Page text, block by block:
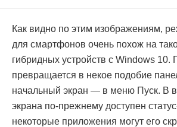
Как видно по этим изображениям,
для смартфонов очень похож на
гибридных устройств с Windows 10.
превращается в некое подобие
начальный экран — в меню Пуск. В
экрана по-прежнему доступен
некоторые приложения могут его